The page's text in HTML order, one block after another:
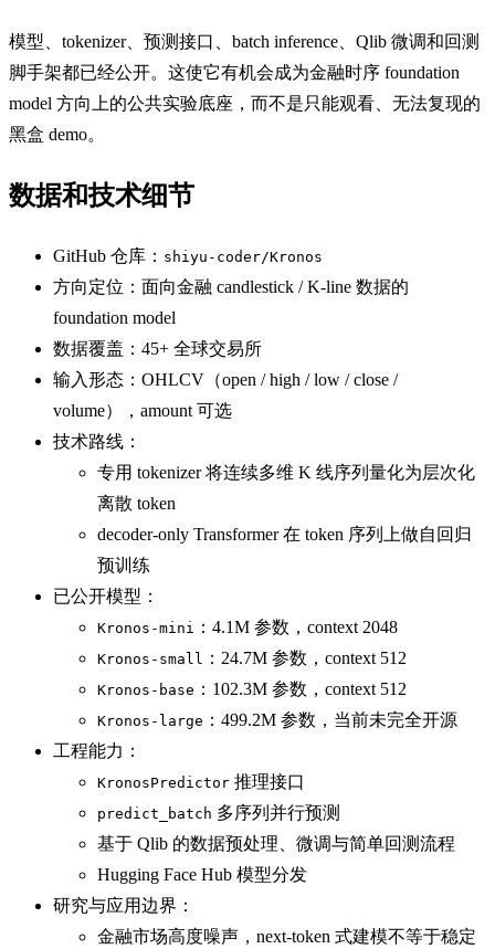
模型、tokenizer、预测接口、batch inference、Qlib 微调和回测
脚手架都已经公开。这使它有机会成为金融时序 foundation
model 方向上的公共实验底座，而不是只能观看、无法复现的
黑盒 demo。
数据和技术细节
GitHub 仓库： shiyu-coder/Kronos
方向定位：面向金融 candlestick / K-line 数据的
foundation model
数据覆盖：45+ 全球交易所
输入形态：OHLCV（open / high / low / close /
volume），amount 可选
技术路线：
专用 tokenizer 将连续多维 K 线序列量化为层次化
离散 token
decoder-only Transformer 在 token 序列上做自回归
预训练
已公开模型：
Kronos-mini ：4.1M 参数，context 2048
Kronos-small ：24.7M 参数，context 512
Kronos-base ：102.3M 参数，context 512
Kronos-large ：499.2M 参数，当前未完全开源
工程能力：
KronosPredictor 推理接口
predict_batch 多序列并行预测
基于 Qlib 的数据预处理、微调与简单回测流程
Hugging Face Hub 模型分发
研究与应用边界：
金融市场高度噪声，next-token 式建模不等于稳定